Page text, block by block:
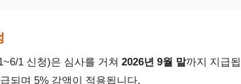
1 신청)은 심사를 거쳐 2026년 9월 말까지 지급
되며 5% 감액이 적용됩니다.